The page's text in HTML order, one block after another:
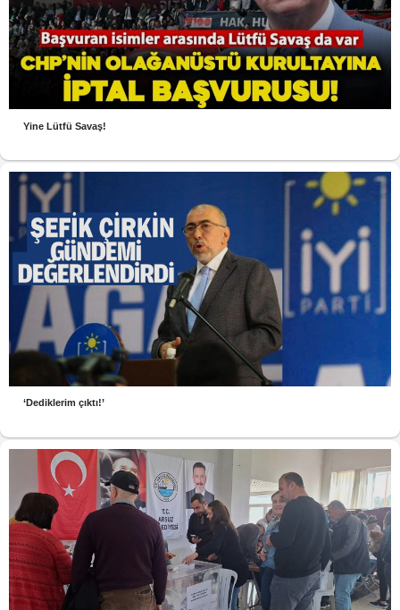
Yine Lütfü Savaş!
‘Dediklerim çıktı!’